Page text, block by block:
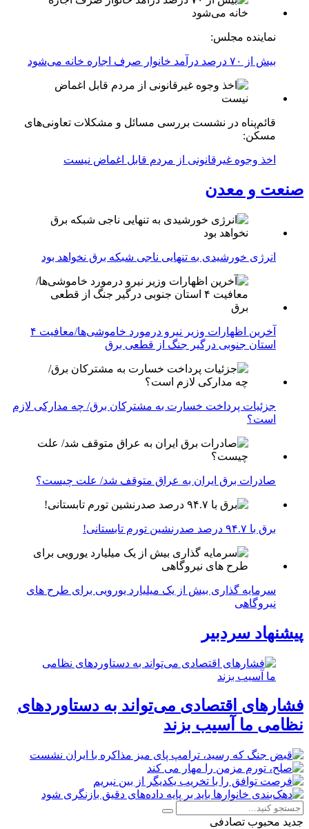
نماینده مجلس:
بیش از ۷۰ درصد درآمد خانوار صرف اجاره خانه می‌شود
قائم‌پناه در نشست بررسی مسائل و مشکلات تعاونی‌های
مسکن:
اخذ وجوه غیرقانونی از مردم قابل اغماض نیست
صنعت و معدن
انرژی خورشیدی به تنهایی ناجی شبکه برق نخواهد بود
آخرین اظهارات وزیر نیرو درمورد خاموشی‌ها/معافیت ۴
استان جنوبی درگیر جنگ از قطعی برق
جزئیات پرداخت خسارت به مشترکان برق/ چه مدارکی لازم
است؟
صادرات برق ایران به عراق متوقف شد/ علت چیست؟
برق با ۹۴.۷ درصد صدرنشین تورم تابستانی!
سرمایه گذاری بیش از یک میلیارد یورویی برای طرح های
نیروگاهی
پیشنهاد سردبیر
فشارهای اقتصادی می‌تواند به دستاوردهای
نظامی ما آسیب بزند
جدید محبوب تصادفی